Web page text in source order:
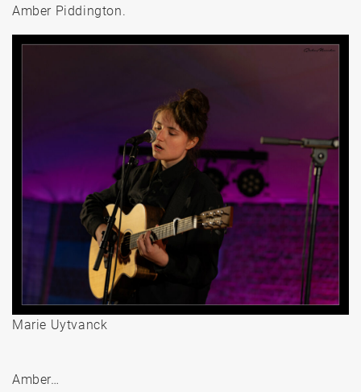
Amber Piddington.
Marie Uytvanck
Amber…